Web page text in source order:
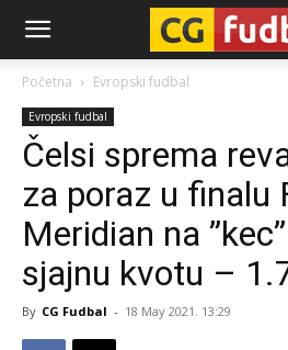
CG-
Fudbal
Početna Evropski fudbal
Evropski fudbal
Čelsi sprema
za poraz u finalu
Meridian na
sjajnu kvotu –
By CG Fudbal - 18 May 2021. 13:29